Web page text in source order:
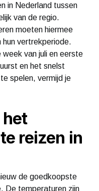
in Nederland tussen
van de regio.
moeten hiermee
hun vertrekperiode.
van juli en eerste
en het snelst
spelen, vermijd je
het
reizen in
de goedkoopste
De temperaturen zijn